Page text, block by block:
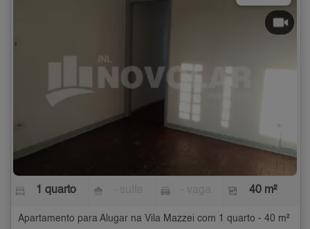
1 quarto 40 m²
Apartamento para Alugar na Vila Mazzei com 1 quarto - 40 m²